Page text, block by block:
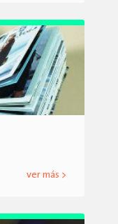
ver más >